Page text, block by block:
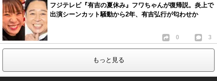
フジテレビ『有吉の夏休み』フワちゃんが復帰説。炎上で
出演シーンカット騒動から2年、有吉弘行が匂わせか
0 3
もっと見る